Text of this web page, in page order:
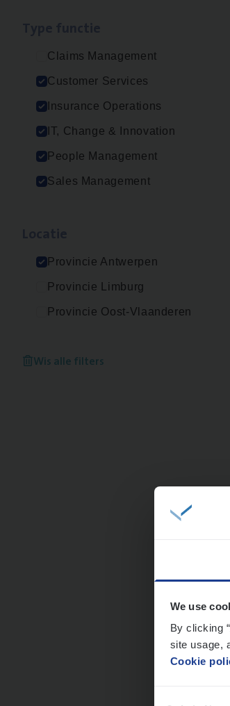
We use
By clicking
site usage,
Cookie
Claims Management
Customer Services
Insurance Operations
IT, Change & Innovation
People Management
Sales Management
Provincie Antwerpen
Provincie Limburg
Provincie Oost-Vlaanderen
Wis alle filters